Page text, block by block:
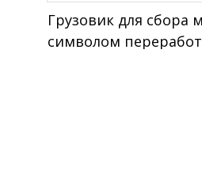
Грузовик для сбора
символом